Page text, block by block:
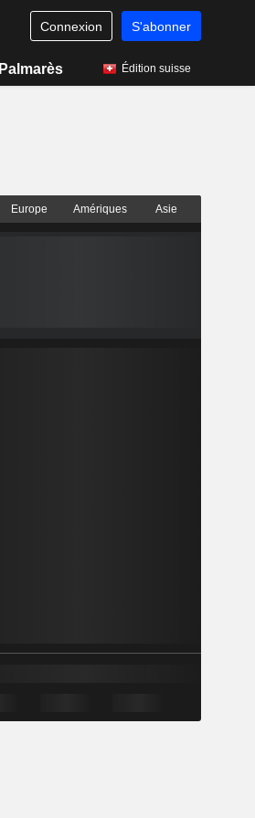
Connexion S'abonner
Palmarès Édition suisse
Europe Amériques Asie